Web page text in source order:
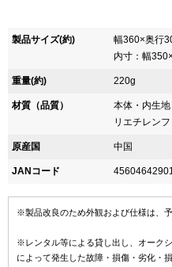
製品サイズ(約)
幅360×奥行
内寸：幅
重量(約) 220g
材質（品質）
本体・内生
リエチレン
原産国 中国
JANコード
※製品改良のため外観および仕様は、
※レンタル等による貸し出し、オーク
によって発生した故障・損傷・劣化・